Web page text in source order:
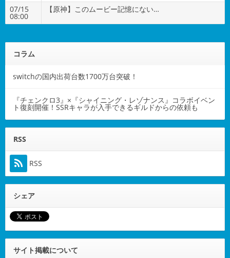
07/15
08:00
【原神】このムービー記憶にない…
コラム
switchの国内出荷台数1700万台突破！
『チェンクロ3』×『シャイニング・レゾナンス』コラボイベン
ト復刻開催！SSRキャラが入手できるギルドからの依頼も
RSS
RSS
シェア
サイト掲載について